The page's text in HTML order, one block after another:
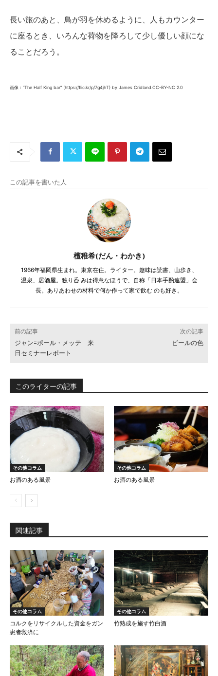
長い旅のあと、鳥が羽を休めるように、人もカウンター
に座るとき、いろんな荷物を降ろして少し優しい顔にな
ることだろう。
画像：“The Half King bar” (https://flic.kr/p/7g4jhT) by James Cridland.CC-BY-NC 2.0
この記事を書いた人
檀稚希(だん・わかき)
1966年福岡県生まれ。東京在住。ライター。趣味は読書、山歩き、
温泉、居酒屋。独り呑 みは得意なほうで、自称「日本手酌連盟」会
長。ありあわせの材料で何か作って家で飲む のも好き。
前の記事
ジャン=ポール・メッテ 来
日セミナーレポート
次の記事
ビールの色
このライターの記事
その他コラム
お酒のある風景
その他コラム
お酒のある風景
関連記事
その他コラム
コルクをリサイクルした資金をガン
患者救済に
その他コラム
竹熟成を施す竹白酒